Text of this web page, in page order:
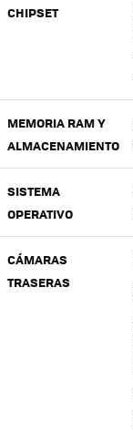
CHIPSET
MEMORIA RAM Y
ALMACENAMIENTO
SISTEMA
OPERATIVO
CÁMARAS
TRASERAS